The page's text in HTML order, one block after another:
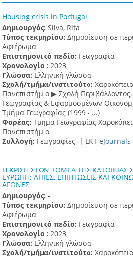
Housing crisis in Portugal
Δημιουργός: Silva, Rita
Τύπος τεκμηρίου: Δημοσίευση σε
Αφιέρωμα
Επιστημονικό πεδίο: Γεωγραφία
Χρονολογία : 2023
Γλώσσα: Ελληνική γλώσσα
Σχολή/τμήμα/ινστιτούτο: Χαροκόπειο
Πανεπιστήμιο ▶ Σχολή Περιβάλλοντος,
Γεωγραφίας & Εφαρμοσμένων
Τμήμα Γεωγραφίας (1999 - ...)
Φορέας: Τμήμα Γεωγραφίας
Πανεπιστήμιο
Συλλογή: Γεωγραφίες | ΕΚΤ eJournals
Η ΚΡΙΣΗ ΣΤΟΝ ΤΟΜΕΑ ΤΗΣ ΚΑΤΟΙΚΙΑΣ
ΕΥΡΩΠΗ: ΑΙΤΙΕΣ, ΕΠΙΠΤΩΣΕΙΣ ΚΑΙ
ΑΓΩΝΕΣ
Δημιουργός: -
Τύπος τεκμηρίου: Δημοσίευση σε
Αφιέρωμα
Επιστημονικό πεδίο: Γεωγραφία
Χρονολογία : 2023
Γλώσσα: Ελληνική γλώσσα
Σχολή/τμήμα/ινστιτούτο: Χαροκόπειο